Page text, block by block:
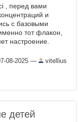
, перед вами
и
с базовыми
тот флакон,
настроение.
08-2025 — vitellius
детей